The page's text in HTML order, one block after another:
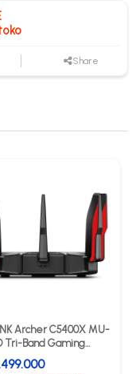
Share
Archer C5400X MU-
Tri-Band Gaming